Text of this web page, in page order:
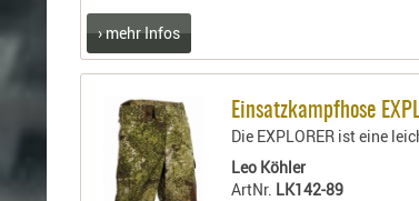
› mehr Infos
Einsatzkampfhose
Die EXPLORER ist eine
Leo Köhler
ArtNr. LK142-89